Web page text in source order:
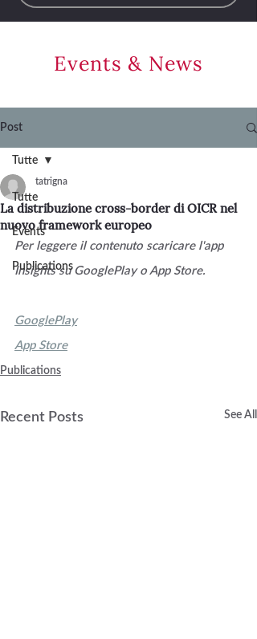
Events & News
Post
Tutte
Events
Publications
Tutte
La distribuzione cross-border di OICR nel
nuovo framework europeo
tatrigna
Per leggere il contenuto scaricare l'app
Insights su GooglePlay o App Store.
GooglePlay
App Store
Publications
Recent Posts See All